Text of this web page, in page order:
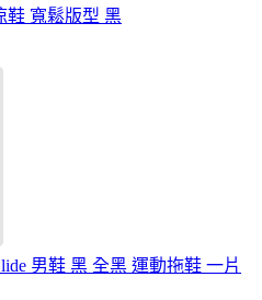
鞋 寬鬆版型 黑
男鞋 黑 全黑 運動拖鞋 一片